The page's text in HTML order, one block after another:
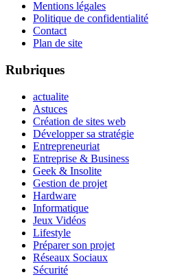
Mentions légales
Politique de confidentialité
Contact
Plan de site
Rubriques
actualite
Astuces
Création de sites web
Développer sa stratégie
Entrepreneuriat
Entreprise & Business
Geek & Insolite
Gestion de projet
Hardware
Informatique
Jeux Vidéos
Lifestyle
Préparer son projet
Réseaux Sociaux
Sécurité